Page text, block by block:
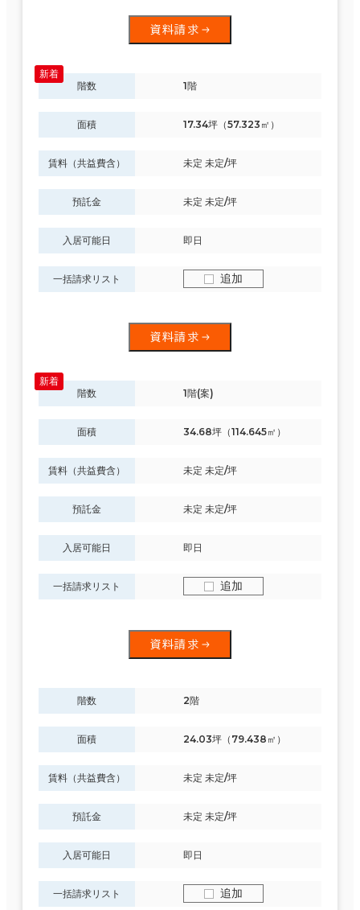
資料請求
階数 1階
面積 17.34坪（57.323㎡）
賃料（共益費含） 未定 未定/坪
預託金 未定 未定/坪
入居可能日 即日
一括請求リスト 追加
資料請求
階数 1階(案)
面積 34.68坪（114.645㎡）
賃料（共益費含） 未定 未定/坪
預託金 未定 未定/坪
入居可能日 即日
一括請求リスト 追加
資料請求
階数 2階
面積 24.03坪（79.438㎡）
賃料（共益費含） 未定 未定/坪
預託金 未定 未定/坪
入居可能日 即日
一括請求リスト 追加